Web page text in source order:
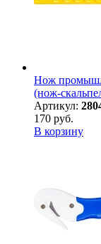
Нож
(нож-
Артикул:
170 руб.
В корзину